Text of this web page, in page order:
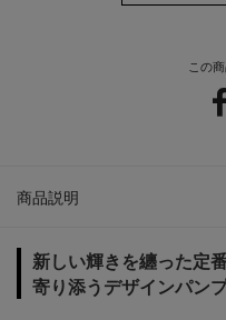
この
商品説明
新しい輝きを纏った定
寄り添うデザインパン